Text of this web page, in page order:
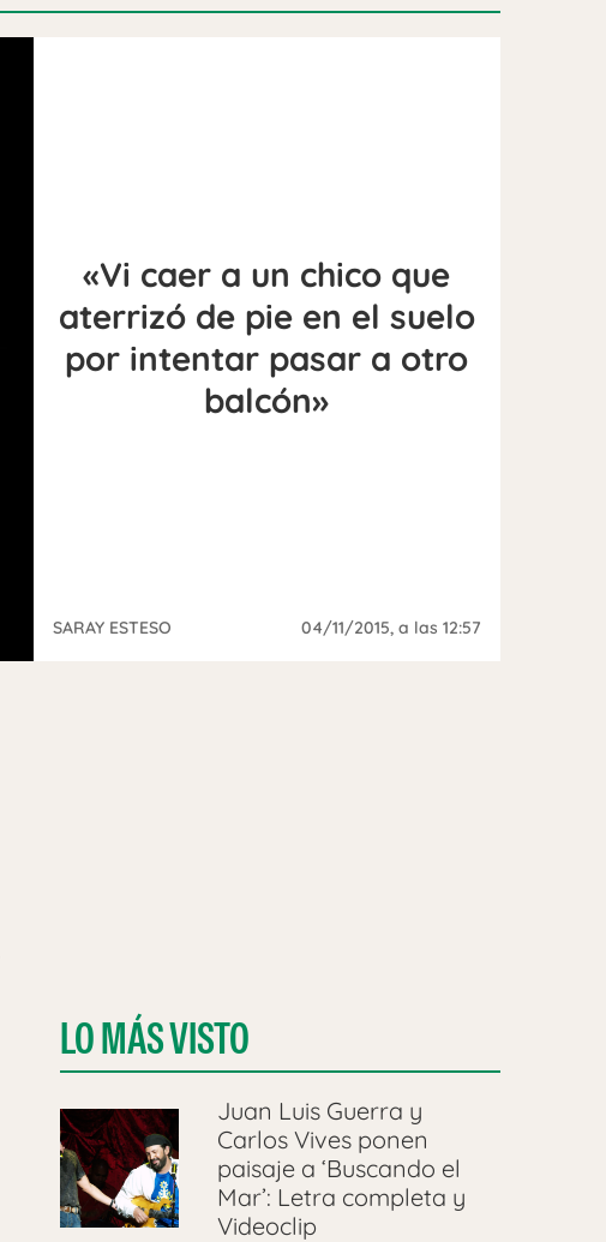
«Vi caer a un chico que
aterrizó de pie en el suelo
por intentar pasar a otro
balcón»
SARAY ESTESO 04/11/2015, a las 12:57
LO MÁS VISTO
Juan Luis Guerra y
Carlos Vives ponen
paisaje a ‘Buscando el
Mar’: Letra completa y
Videoclip